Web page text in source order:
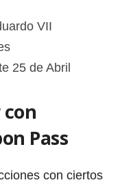
VII
25 de Abril
Pass
con ciertos